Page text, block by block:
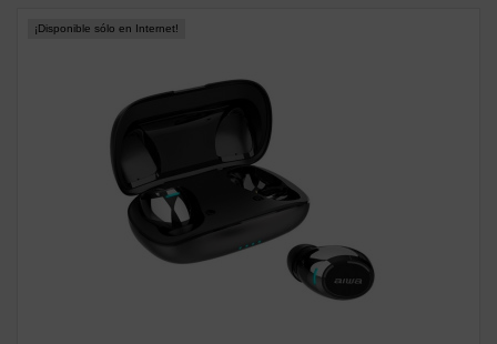
¡Disponible sólo en Internet!